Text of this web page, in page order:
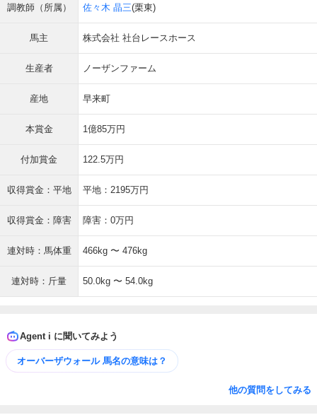
調教師（所属） 佐々木 晶三(栗東)
馬主 株式会社 社台レースホース
生産者 ノーザンファーム
産地 早来町
本賞金 1億85万円
付加賞金 122.5万円
収得賞金：平地 平地：2195万円
収得賞金：障害 障害：0万円
連対時：馬体重 466kg 〜 476kg
連対時：斤量 50.0kg 〜 54.0kg
Agent i に聞いてみよう
オーバーザウォール 馬名の意味は？
他の質問をしてみる